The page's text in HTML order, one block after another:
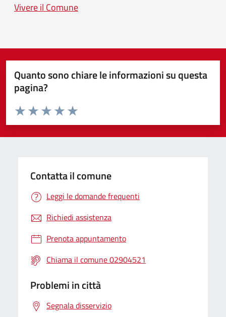
Vivere il Comune
Quanto sono chiare le informazioni su questa
pagina?
Valuta da 1 a 5 stelle la pagina
Valuta 5 stelle su 5
Valuta 4 stelle su 5
Valuta 3 stelle su 5
Valuta 2 stelle su 5
Valuta 1 stelle su 5
Contatta il comune
Leggi le domande frequenti
Richiedi assistenza
Prenota appuntamento
Chiama il comune 02904521
Problemi in città
Segnala disservizio